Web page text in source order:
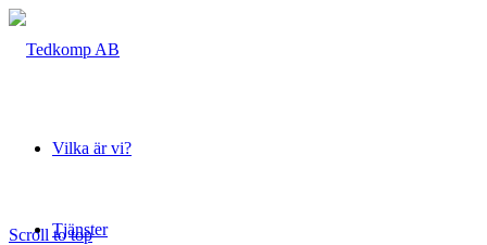
Vilka är vi?
Tjänster
Scroll to top